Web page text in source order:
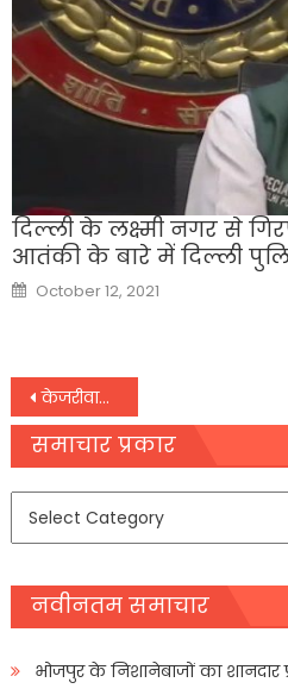
दिल्ली के लक्ष्मी नगर से
आतंकी के बारे में दिल्ली
Posted
on
October 12, 2021
Post
navigation
केजरीवाल ने उत्‍तराखंड में भरी चुनावी हुंकार,
समाचार प्रकार
नवीनतम समाचार
भोजपुर के निशानेबाजों का शानदार